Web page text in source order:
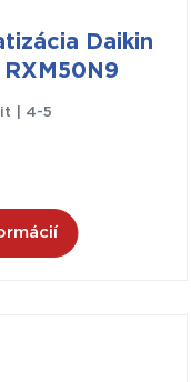
Daikin
RXM50N9
| 4-5